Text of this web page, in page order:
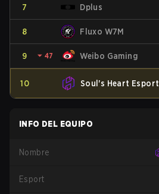
7 Dplus
8 Fluxo W7M
9 ⏷ 47 Weibo Gaming
10 Soul's Heart Esport
INFO DEL EQUIPO
Nombre
Esport